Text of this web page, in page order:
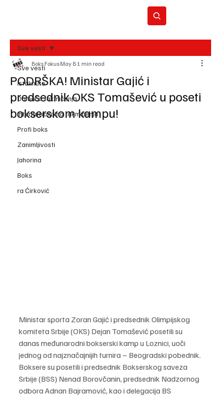
REC
Sve vesti
Istaknuto
Domaća takmičenja
Internacionalna takmičenja
Profi boks
Zanimljivosti
Jahorina
Boks
ra Ćirković
Sve vesti
PODRŠKA! Ministar Gajić i
predsednik OKS Tomašević u poseti
bokserskom kampu!
Boks Fokus May 8 1 min read
Ministar sporta Zoran Gajić i predsednik Olimpijskog
komiteta Srbije (OKS) Dejan Tomašević posetili su
danas međunarodni bokserski kamp u Loznici, uoči
jednog od najznačajnijih turnira – Beogradski pobednik.
Boksere su posetili i predsednik Bokserskog saveza
Srbije (BSS) Nenad Borovčanin, predsednik Nadzornog
odbora Adnan Bajramović, kao i delegacija BS